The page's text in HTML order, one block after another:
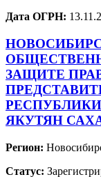
Дата ОГРН:
ЗАЩИТЕ
ЯКУТЯН
Регион:
Статус: